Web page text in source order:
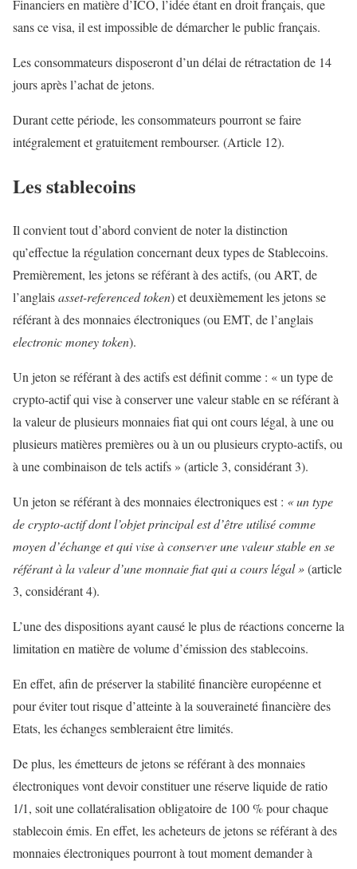
Financiers en matière d’ICO, l’idée étant en droit français, que
sans ce visa, il est impossible de démarcher le public français.
Les consommateurs disposeront d’un délai de rétractation de 14
jours après l’achat de jetons.
Durant cette période, les consommateurs pourront se faire
intégralement et gratuitement rembourser. (Article 12).
Les stablecoins
Il convient tout d’abord convient de noter la distinction
qu’effectue la régulation concernant deux types de Stablecoins.
Premièrement, les jetons se référant à des actifs, (ou ART, de
l’anglaisasset-referenced token) et deuxièmement les jetons se
référant à des monnaies électroniques (ou EMT, de l’anglais
electronic money token).
Un jeton se référant à des actifs est définit comme : « un type de
crypto-actif qui vise à conserver une valeur stable en se référant à
la valeur de plusieurs monnaies fiat qui ont cours légal, à une ou
plusieurs matières premières ou à un ou plusieurs crypto-actifs, ou
à une combinaison de tels actifs » (article 3, considérant 3).
Un jeton se référant à des monnaies électroniques est : « un type
de crypto-actif dont l’objet principal est d’être utilisé comme
moyen d’échange et qui vise à conserver une valeur stable en se
référant à la valeur d’une monnaie fiat qui a cours légal »(article
3, considérant 4).
L’une des dispositions ayant causé le plus de réactions concerne la
limitation en matière de volume d’émission des stablecoins.
En effet, afin de préserver la stabilité financière européenne et
pour éviter tout risque d’atteinte à la souveraineté financière des
Etats, les échanges sembleraient être limités.
De plus, les émetteurs de jetons se référant à des monnaies
électroniques vont devoir constituer une réserve liquide de ratio
1/1, soit une collatéralisation obligatoire de 100 % pour chaque
stablecoin émis. En effet, les acheteurs de jetons se référant à des
monnaies électroniques pourront à tout moment demander à